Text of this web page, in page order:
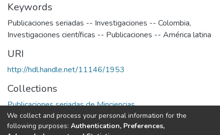
Keywords
Publicaciones seriadas -- Investigaciones -- Colombia,
Investigaciones científicas -- Publicaciones -- América latina
URI
http://hdl.handle.net/11146/1953
Collections
Publicaciones seriadas de Minciencias
Full item page
We collect and process your personal information for the
following purposes: Authentication, Preferences,